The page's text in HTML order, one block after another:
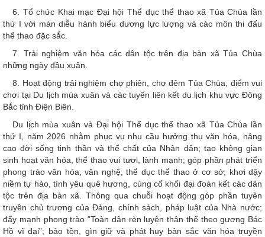
6. Tổ chức Khai mạc Đại hội Thể dục thể thao xã Tủa Chùa lần
thứ I với màn diễu hành biểu dương lực lượng và các môn thi đấu
thể thao đặc sắc.
7. Trải nghiệm văn hóa các dân tộc trên địa bàn xã Tủa Chùa
những ngày đầu xuân.
8. Hoạt động trải nghiệm chợ phiên, chợ đêm Tủa Chùa, điểm vui
chơi tại Du lịch mùa xuân và các tuyến liên kết du lịch khu vực Đông
Bắc tỉnh Điện Biên.
Du lịch mùa xuân và Đại hội Thể dục thể thao xã Tủa Chùa lần
thứ I, năm 2026 nhằm phục vụ nhu cầu hưởng thụ văn hóa, nâng
cao đời sống tinh thần và thể chất của Nhân dân; tạo không gian
sinh hoạt văn hóa, thể thao vui tươi, lành mạnh; góp phần phát triển
phong trào văn hóa, văn nghệ, thể dục thể thao ở cơ sở; khơi dậy
niềm tự hào, tình yêu quê hương, củng cố khối đại đoàn kết các dân
tộc trên địa bàn xã. Thông qua chuỗi hoạt động góp phần tuyên
truyền chủ trương của Đảng, chính sách, pháp luật của Nhà nước;
đẩy mạnh phong trào “Toàn dân rèn luyện thân thể theo gương Bác
Hồ vĩ đại”; bảo tồn, gìn giữ và phát huy bản sắc văn hóa truyền